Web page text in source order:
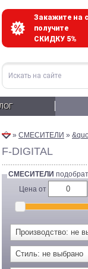
Закажите на
получите
СКИДКУ 5%
» СМЕСИТЕЛИ »
F-DIGITAL
СМЕСИТЕЛИ
Цена от
Производство: не
Стиль: не выбрано